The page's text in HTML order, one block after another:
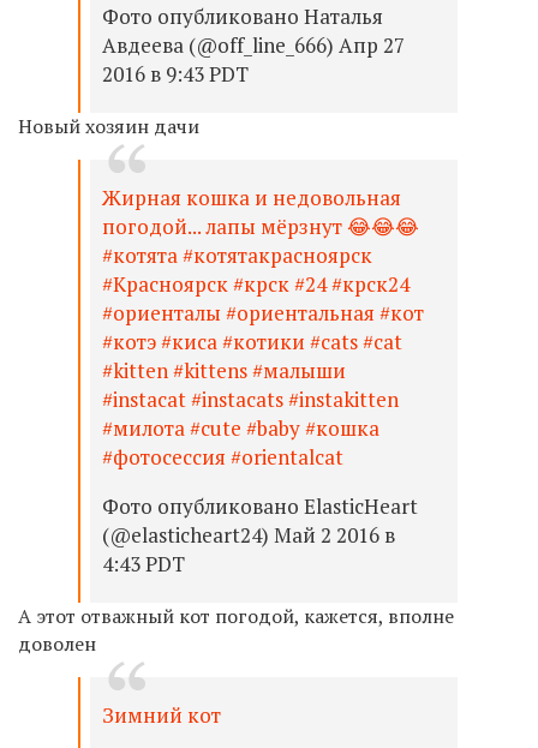
Фото опубликовано Наталья
Авдеева (@off_line_666) Апр 27
2016 в 9:43 PDT
Новый хозяин дачи
Жирная кошка и недовольная
погодой... лапы мёрзнут 😂😂😂
#котята #котятакрасноярск
#Красноярск #крск #24 #крск24
#ориенталы #ориентальная #кот
#котэ #киса #котики #cats #cat
#kitten #kittens #малыши
#instacat #instacats #instakitten
#милота #cute #baby #кошка
#фотосессия #orientalcat
Фото опубликовано ElasticHeart
(@elasticheart24) Май 2 2016 в
4:43 PDT
А этот отважный кот погодой, кажется, вполне
доволен
Зимний кот